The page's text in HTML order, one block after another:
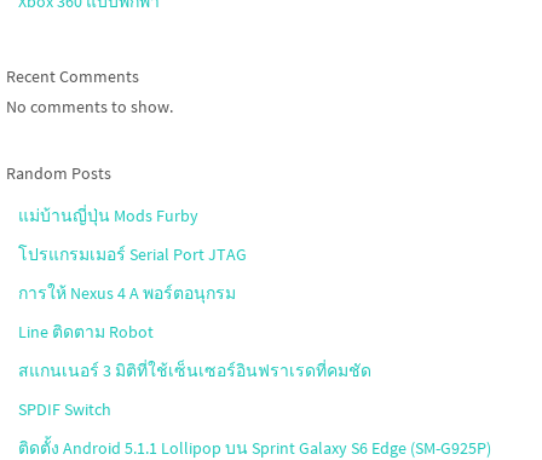
Recent Comments
No comments to show.
Random Posts
แม่บ้านญี่ปุ่น Mods Furby
โปรแกรมเมอร์ Serial Port JTAG
การให้ Nexus 4 A พอร์ตอนุกรม
Line ติดตาม Robot
สแกนเนอร์ 3 มิติที่ใช้เซ็นเซอร์อินฟราเรดที่คมชัด
SPDIF Switch
ติดตั้ง Android 5.1.1 Lollipop บน Sprint Galaxy S6 Edge (SM-G925P)